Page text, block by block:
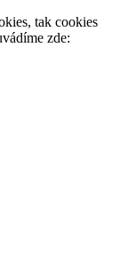
tak cookies
zde: